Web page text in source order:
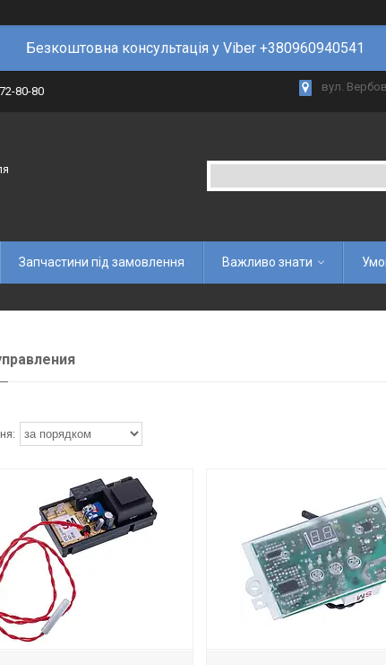
Безкоштовна консультація у Viber +380960940541
80-80 вул.
Запчастини під замовлення Важливо знати
45825